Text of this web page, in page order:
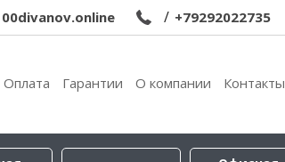
/ +79292022735
Оплата Гарантии О компании Контакты